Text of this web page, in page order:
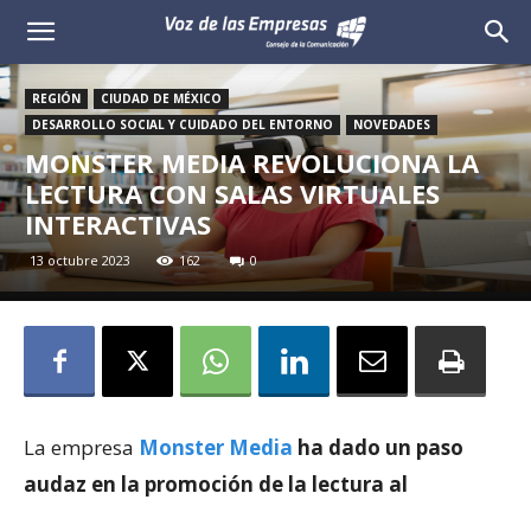
Voz
de
las
Empresas
REGIÓN
CIUDAD DE MÉXICO
DESARROLLO SOCIAL Y CUIDADO DEL ENTORNO
NOVEDADES
MONSTER MEDIA REVOLUCIONA LA
LECTURA CON SALAS VIRTUALES
INTERACTIVAS
13 octubre 2023 162 0
La empresa Monster Media ha dado un paso
audaz en la promoción de la lectura al